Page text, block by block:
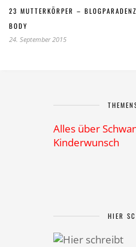
23 MUTTERKÖRPER –
BODY
24. September 2015
Alles über
Kinderwunsch
HIER